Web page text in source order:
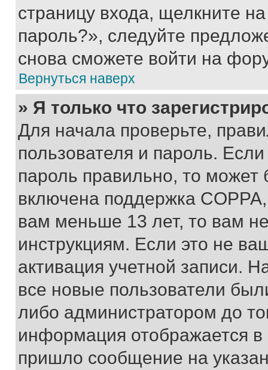
страницу входа, щелкните
пароль?», следуйте
снова сможете войти на
Вернуться наверх
» Я только что
Для начала проверьте,
пользователя и пароль.
пароль правильно, то может
включена поддержка
вам меньше 13 лет, то вам
инструкциям. Если это не
активация учетной записи.
все новые пользователи
либо администратором до
информация отображается
пришло сообщение на